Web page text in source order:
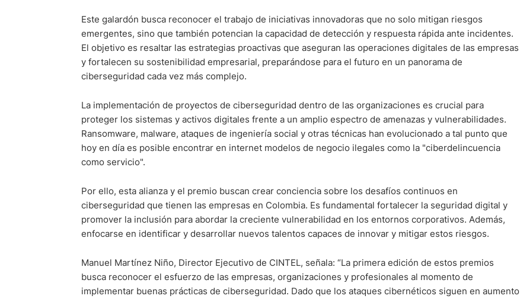
Este galardón busca reconocer el trabajo de iniciativas innovadoras que no solo mitigan riesgos
emergentes, sino que también potencian la capacidad de detección y respuesta rápida ante incidentes.
El objetivo es resaltar las estrategias proactivas que aseguran las operaciones digitales de las empresas
y fortalecen su sostenibilidad empresarial, preparándose para el futuro en un panorama de
ciberseguridad cada vez más complejo.
La implementación de proyectos de ciberseguridad dentro de las organizaciones es crucial para
proteger los sistemas y activos digitales frente a un amplio espectro de amenazas y vulnerabilidades.
Ransomware, malware, ataques de ingeniería social y otras técnicas han evolucionado a tal punto que
hoy en día es posible encontrar en internet modelos de negocio ilegales como la "ciberdelincuencia
como servicio".
Por ello, esta alianza y el premio buscan crear conciencia sobre los desafíos continuos en
ciberseguridad que tienen las empresas en Colombia. Es fundamental fortalecer la seguridad digital y
promover la inclusión para abordar la creciente vulnerabilidad en los entornos corporativos. Además,
enfocarse en identificar y desarrollar nuevos talentos capaces de innovar y mitigar estos riesgos.
Manuel Martínez Niño, Director Ejecutivo de CINTEL, señala: “La primera edición de estos premios
busca reconocer el esfuerzo de las empresas, organizaciones y profesionales al momento de
implementar buenas prácticas de ciberseguridad. Dado que los ataques cibernéticos siguen en aumento